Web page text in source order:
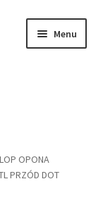
Menu
OPONA
PRZÓD DOT